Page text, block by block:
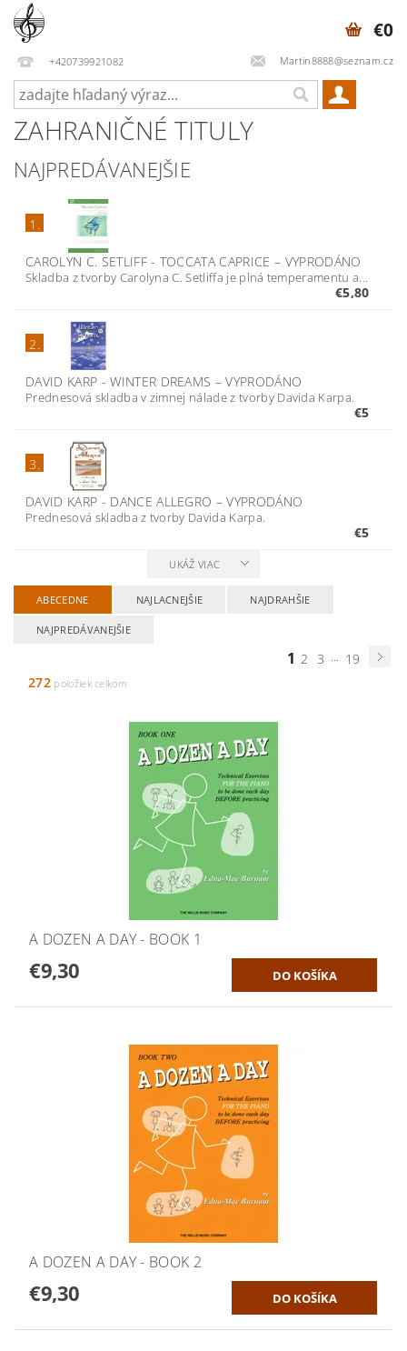
+420739921082 Martin8888@seznam.cz
€0
ZAHRANIČNÉ TITULY
NAJPREDÁVANEJŠIE
1.
CAROLYN C. SETLIFF - TOCCATA CAPRICE – VYPRODÁNO
Skladba z tvorby Carolyna C. Setliffa je plná temperamentu a...
€5,80
2.
DAVID KARP - WINTER DREAMS –VYPRODÁNO
Prednesová skladba v zimnej nálade z tvorby Davida Karpa.
€5
3.
DAVID KARP - DANCE ALLEGRO –VYPRODÁNO
Prednesová skladba z tvorby Davida Karpa.
€5
UKÁŽ VIAC
ABECEDNE NAJLACNEJŠIE NAJDRAHŠIE
NAJPREDÁVANEJŠIE
1 2 3 ... 19
272položiek celkom
A DOZEN A DAY - BOOK 1
€9,30
A DOZEN A DAY - BOOK 2
€9,30